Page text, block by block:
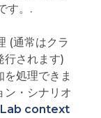
す。.
(通常はクラ
行されます)
処理できま
ン・シナリオ
Lab context